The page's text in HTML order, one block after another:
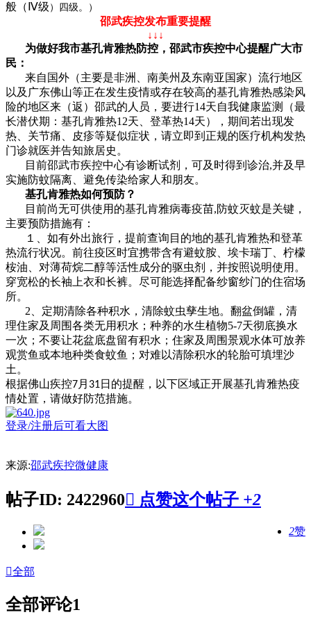
般（Ⅳ级 ）四级。）
邵武疾控发布重要提醒
↓↓↓
为做好我市基孔肯雅热防控，邵武市疾控中心提醒广大市
民：
来自国外（主要是非洲、南美州及东南亚国家）流行地区
以及广东佛山等正在发生疫情或存在较高的基孔肯雅热感染风
险的地区来（返）邵武的人员，要进行14天自我健康监测（最
长潜伏期：基孔肯雅热12天、登革热14天），期间若出现发
热、关节痛、皮疹等疑似症状，请立即到正规的医疗机构发热
门诊就医并告知旅居史。
目前邵武市疾控中心有诊断试剂，可及时得到诊治,并及早
实施防蚊隔离、避免传染给家人和朋友。
基孔肯雅热如何预防？
目前尚无可供使用的基孔肯雅病毒疫苗,防蚊灭蚊是关键，
主要预防措施有：
１、如有外出旅行，提前查询目的地的基孔肯雅热和登革
热流行状况。前往疫区时宜携带含有避蚊胺、埃卡瑞丁、柠檬
桉油、对薄荷烷二醇等活性成分的驱虫剂，并按照说明使用。
穿宽松的长袖上衣和长裤。尽可能选择配备纱窗纱门的住宿场
所。
2、定期清除各种积水，清除蚊虫孳生地。翻盆倒罐，清
理住家及周围各类无用积水；种养的水生植物5-7天彻底换水
一次；不要让花盆底盘留有积水；住家及周围景观水体可放养
观赏鱼或本地种类食蚊鱼；对难以清除积水的轮胎可填埋沙
土。
根据佛山疾控7月31日的提醒，以下区域正开展基孔肯雅热疫
情处置，请做好防范措施。
登录/注册后可看大图
来源:邵武疾控微健康
帖子ID: 2422960 点赞这个帖子 +2
2赞
全部
全部评论1